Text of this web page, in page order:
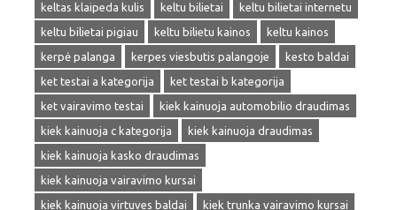
keltas klaipeda kulis
keltu bilietai
keltu bilietai internetu
keltu bilietai pigiau
keltu bilietu kainos
keltu kainos
kerpė palanga
kerpes viesbutis palangoje
kesto baldai
ket testai a kategorija
ket testai b kategorija
ket vairavimo testai
kiek kainuoja automobilio draudimas
kiek kainuoja c kategorija
kiek kainuoja draudimas
kiek kainuoja kasko draudimas
kiek kainuoja vairavimo kursai
kiek kainuoja virtuves baldai
kiek trunka vairavimo kursai